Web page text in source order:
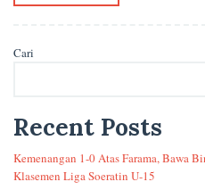
Cari
Recent Posts
Kemenangan 1-0 Atas Farama, Bawa
Klasemen Liga Soeratin U-15